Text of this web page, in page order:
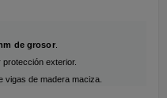
de grosor.
exterior.
vigas de madera maciza.